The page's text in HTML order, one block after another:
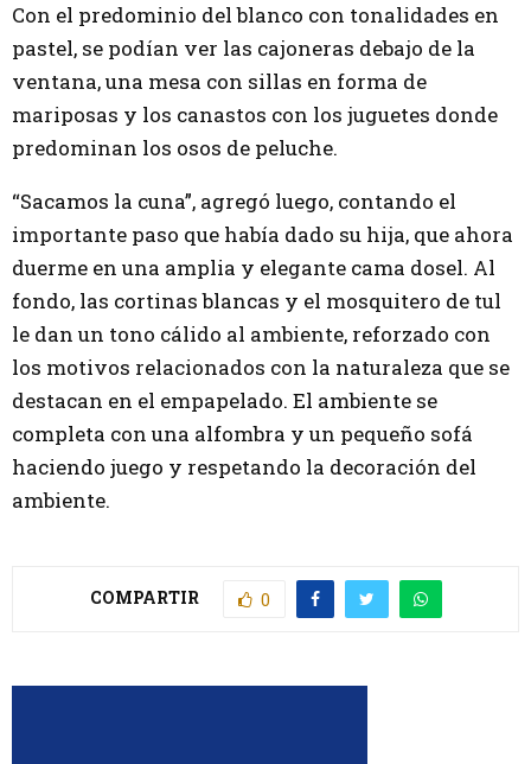
Con el predominio del blanco con tonalidades en
pastel, se podían ver las cajoneras debajo de la
ventana, una mesa con sillas en forma de
mariposas y los canastos con los juguetes donde
predominan los osos de peluche.
“Sacamos la cuna”, agregó luego, contando el
importante paso que había dado su hija, que ahora
duerme en una amplia y elegante cama dosel. Al
fondo, las cortinas blancas y el mosquitero de tul
le dan un tono cálido al ambiente, reforzado con
los motivos relacionados con la naturaleza que se
destacan en el empapelado. El ambiente se
completa con una alfombra y un pequeño sofá
haciendo juego y respetando la decoración del
ambiente.
COMPARTIR 0